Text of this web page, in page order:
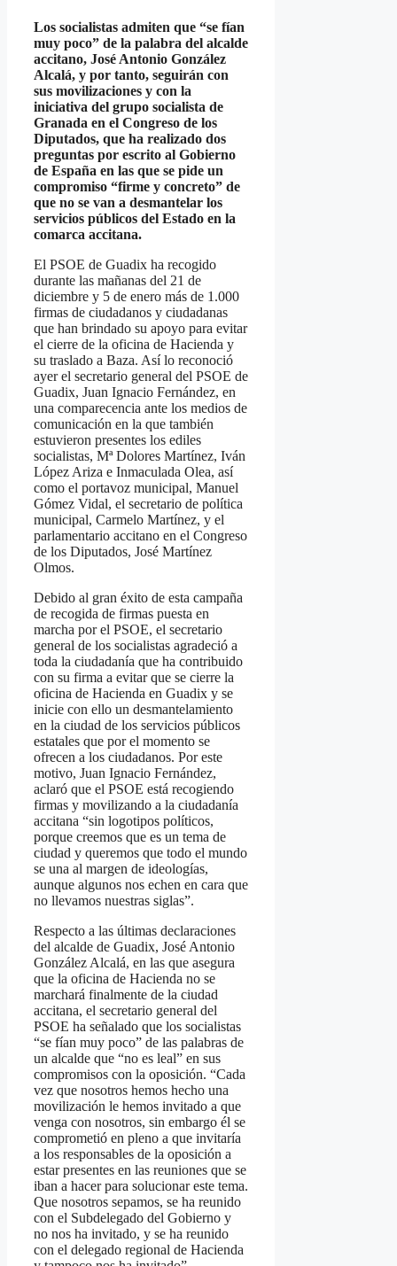
Los socialistas admiten que “se fían
muy poco” de la palabra del alcalde
accitano, José Antonio González
Alcalá, y por tanto, seguirán con
sus movilizaciones y con la
iniciativa del grupo socialista de
Granada en el Congreso de los
Diputados, que ha realizado dos
preguntas por escrito al Gobierno
de España en las que se pide un
compromiso “firme y concreto” de
que no se van a desmantelar los
servicios públicos del Estado en la
comarca accitana.
El PSOE de Guadix ha recogido
durante las mañanas del 21 de
diciembre y 5 de enero más de 1.000
firmas de ciudadanos y ciudadanas
que han brindado su apoyo para evitar
el cierre de la oficina de Hacienda y
su traslado a Baza. Así lo reconoció
ayer el secretario general del PSOE de
Guadix, Juan Ignacio Fernández, en
una comparecencia ante los medios de
comunicación en la que también
estuvieron presentes los ediles
socialistas, Mª Dolores Martínez, Iván
López Ariza e Inmaculada Olea, así
como el portavoz municipal, Manuel
Gómez Vidal, el secretario de política
municipal, Carmelo Martínez, y el
parlamentario accitano en el Congreso
de los Diputados, José Martínez
Olmos.
Debido al gran éxito de esta campaña
de recogida de firmas puesta en
marcha por el PSOE, el secretario
general de los socialistas agradeció a
toda la ciudadanía que ha contribuido
con su firma a evitar que se cierre la
oficina de Hacienda en Guadix y se
inicie con ello un desmantelamiento
en la ciudad de los servicios públicos
estatales que por el momento se
ofrecen a los ciudadanos. Por este
motivo, Juan Ignacio Fernández,
aclaró que el PSOE está recogiendo
firmas y movilizando a la ciudadanía
accitana “sin logotipos políticos,
porque creemos que es un tema de
ciudad y queremos que todo el mundo
se una al margen de ideologías,
aunque algunos nos echen en cara que
no llevamos nuestras siglas”.
Respecto a las últimas declaraciones
del alcalde de Guadix, José Antonio
González Alcalá, en las que asegura
que la oficina de Hacienda no se
marchará finalmente de la ciudad
accitana, el secretario general del
PSOE ha señalado que los socialistas
“se fían muy poco” de las palabras de
un alcalde que “no es leal” en sus
compromisos con la oposición. “Cada
vez que nosotros hemos hecho una
movilización le hemos invitado a que
venga con nosotros, sin embargo él se
comprometió en pleno a que invitaría
a los responsables de la oposición a
estar presentes en las reuniones que se
iban a hacer para solucionar este tema.
Que nosotros sepamos, se ha reunido
con el Subdelegado del Gobierno y
no nos ha invitado, y se ha reunido
con el delegado regional de Hacienda